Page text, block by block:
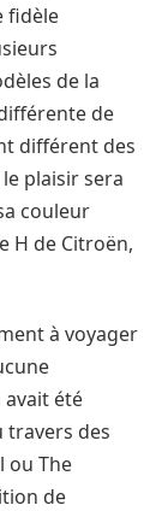
fidèle
de la
de
différent des
plaisir sera
couleur
H de Citroën,
à voyager
été
travers des
ou The
de